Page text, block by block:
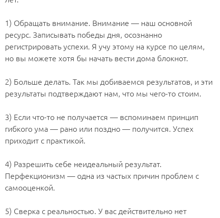
1) Обращать внимание. Внимание — наш основной
ресурс. Записывать победы дня, осознанно
регистрировать успехи. Я учу этому на курсе по целям,
но вы можете хотя бы начать вести дома блокнот.
2) Больше делать. Так мы добиваемся результатов, и эти
результаты подтверждают нам, что мы чего-то стоим.
3) Если что-то не получается — вспоминаем принцип
гибкого ума — рано или поздно — получится. Успех
приходит с практикой.
4) Разрешить себе неидеальный результат.
Перфекционизм — одна из частых причин проблем с
самооценкой.
5) Сверка с реальностью. У вас действительно нет